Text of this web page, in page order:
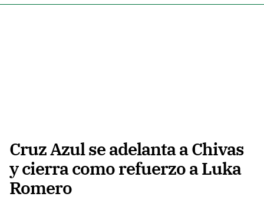
Cruz Azul se adelanta a Chivas
y cierra como refuerzo a Luka
Romero